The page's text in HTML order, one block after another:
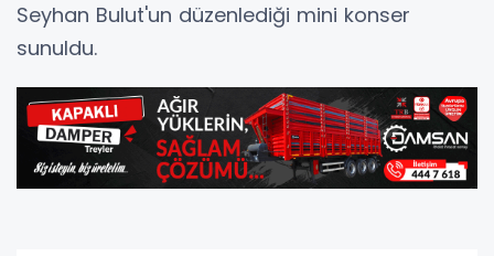
Seyhan Bulut'un düzenlediği mini konser
sunuldu.